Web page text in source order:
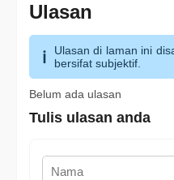
Ulasan
Ulasan di laman ini
bersifat subjektif.
Belum ada ulasan
Tulis ulasan anda